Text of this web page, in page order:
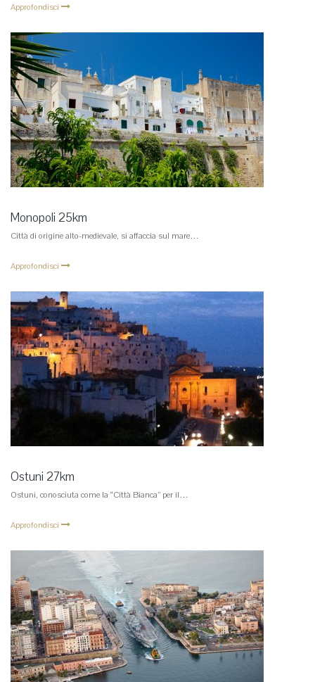
Approfondisci
Monopoli 25km
Città di origine alto-medievale, si affaccia sul mare…
Approfondisci
Ostuni 27km
Ostuni, conosciuta come la “Città Bianca” per il…
Approfondisci